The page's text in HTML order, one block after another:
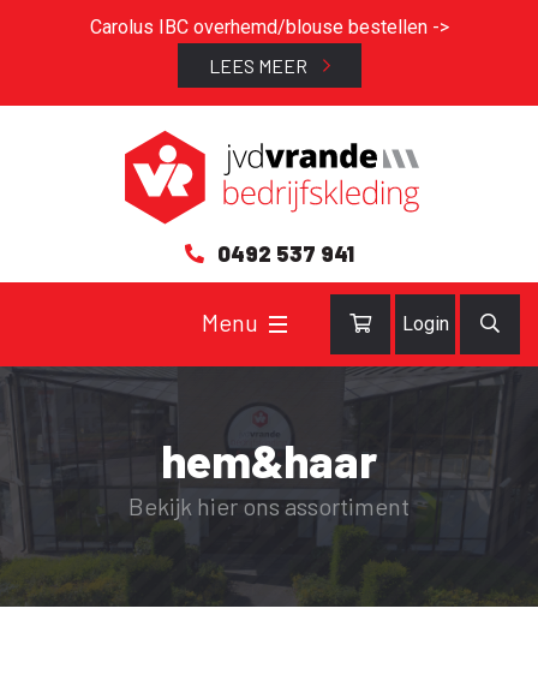
Carolus IBC overhemd/blouse bestellen ->
LEES MEER
0492 537 941
Login
hem&haar
Bekijk hier ons assortiment